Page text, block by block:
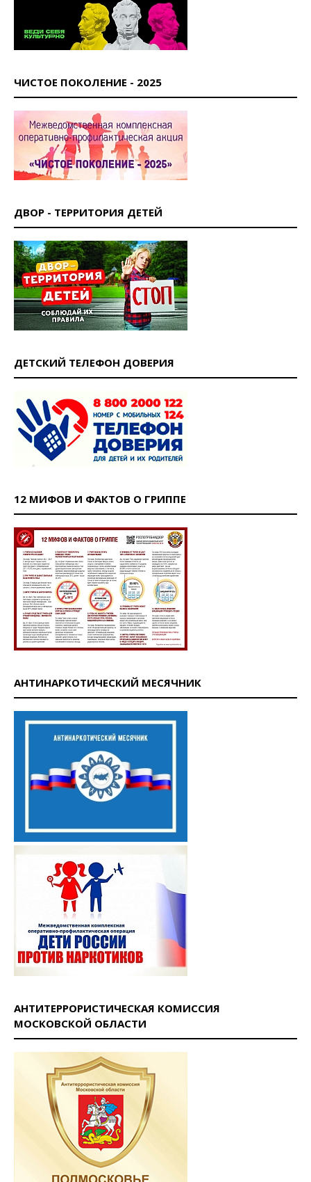
ЧИСТОЕ ПОКОЛЕНИЕ - 2025
ДВОР - ТЕРРИТОРИЯ ДЕТЕЙ
ДЕТСКИЙ ТЕЛЕФОН ДОВЕРИЯ
12 МИФОВ И ФАКТОВ О ГРИППЕ
АНТИНАРКОТИЧЕСКИЙ МЕСЯЧНИК
АНТИТЕРРОРИСТИЧЕСКАЯ КОМИССИЯ
МОСКОВСКОЙ ОБЛАСТИ